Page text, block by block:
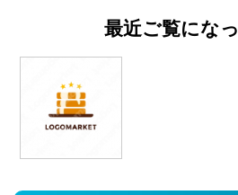
最近ご覧にな